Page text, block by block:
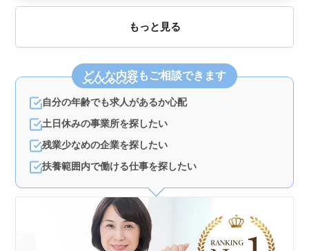
もっと見る
どんな内容もご相談できます
自分の年齢でも求人があるか心配
土日休みの事業所を探したい
残業少なめの企業を探したい
扶養範囲内で働ける仕事を探したい